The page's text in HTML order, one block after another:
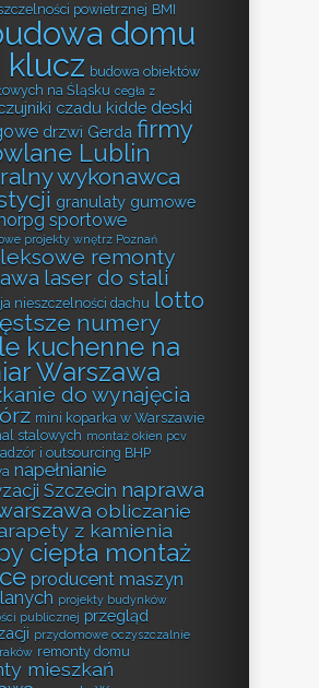
powietrznej BMI
domu
klucz budowa obiektów
na Śląsku cegła z
czadu kidde deski
drzwi Gerda firmy
Lublin
wykonawca
granulaty gumowe
sportowe
projekty wnętrz Poznań
remonty
laser do stali
nieszczelności dachu lotto
numery
kuchenne na
Warszawa
do wynajęcia
mini koparka w Warszawie
stalowych montaż okien pcv
i outsourcing BHP
napełnianie
Szczecin naprawa
obliczanie
z kamienia
ciepła montaż
producent maszyn
projekty budynków
publicznej przegląd
przydomowe oczyszczalnie
remonty domu
mieszkań